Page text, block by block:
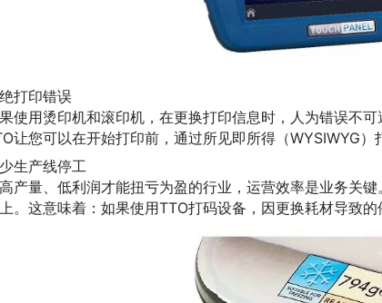
打印错误
使用烫印机和滚印机，在更换打印信息时，人为错误不
让您可以在开始打印前，通过所见即所得（WYSIWYG
生产线停工
产量、低利润才能扭亏为盈的行业，运营效率是业务关
。这意味着：如果使用TTO打码设备，因更换耗材导致